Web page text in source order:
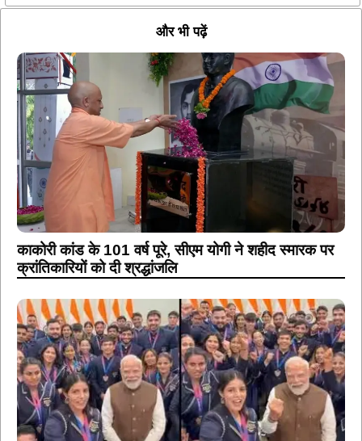
और भी पढ़ें
काकोरी कांड के 101 वर्ष पूरे, सीएम योगी ने शहीद स्मारक पर
क्रांतिकारियों को दी श्रद्धांजलि